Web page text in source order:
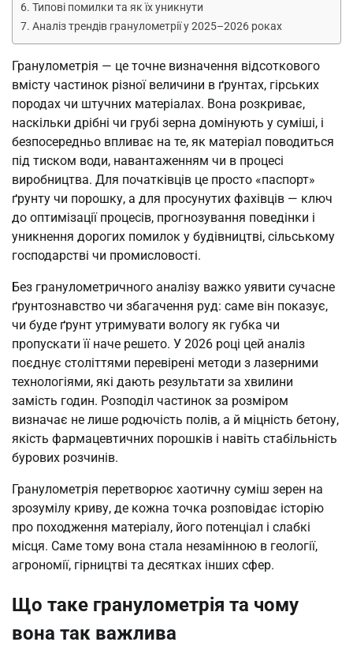
Типові помилки та як їх уникнути
Аналіз трендів гранулометрії у 2025–2026 роках
Гранулометрія — це точне визначення відсоткового
вмісту частинок різної величини в ґрунтах, гірських
породах чи штучних матеріалах. Вона розкриває,
наскільки дрібні чи грубі зерна домінують у суміші, і
безпосередньо впливає на те, як матеріал поводиться
під тиском води, навантаженням чи в процесі
виробництва. Для початківців це просто «паспорт»
ґрунту чи порошку, а для просунутих фахівців — ключ
до оптимізації процесів, прогнозування поведінки і
уникнення дорогих помилок у будівництві, сільському
господарстві чи промисловості.
Без гранулометричного аналізу важко уявити сучасне
ґрунтознавство чи збагачення руд: саме він показує,
чи буде ґрунт утримувати вологу як губка чи
пропускати її наче решето. У 2026 році цей аналіз
поєднує століттями перевірені методи з лазерними
технологіями, які дають результати за хвилини
замість годин. Розподіл частинок за розміром
визначає не лише родючість полів, а й міцність бетону,
якість фармацевтичних порошків і навіть стабільність
бурових розчинів.
Гранулометрія перетворює хаотичну суміш зерен на
зрозумілу криву, де кожна точка розповідає історію
про походження матеріалу, його потенціал і слабкі
місця. Саме тому вона стала незамінною в геології,
агрономії, гірництві та десятках інших сфер.
Що таке гранулометрія та чому
вона так важлива